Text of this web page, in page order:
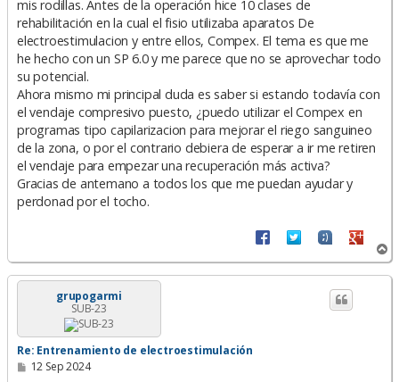
mis rodillas. Antes de la operación hice 10 clases de
rehabilitación en la cual el fisio utilizaba aparatos De
electroestimulacion y entre ellos, Compex. El tema es que me
he hecho con un SP 6.0 y me parece que no se aprovechar todo
su potencial.
Ahora mismo mi principal duda es saber si estando todavía con
el vendaje compresivo puesto, ¿puedo utilizar el Compex en
programas tipo capilarizacion para mejorar el riego sanguineo
de la zona, o por el contrario debiera de esperar a ir me retiren
el vendaje para empezar una recuperación más activa?
Gracias de antemano a todos los que me puedan ayudar y
perdonad por el tocho.
r
r
grupogarmi
SUB-23
Re: Entrenamiento de electroestimulación
M12 Sep 2024